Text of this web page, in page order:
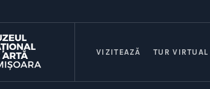
VIZITEAZĂ TUR VIRTUAL